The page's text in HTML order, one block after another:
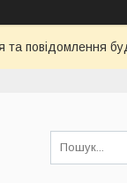
та повідомлення